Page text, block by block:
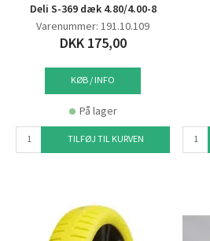
Deli S-369 dæk 4.80/4.00-8
Varenummer: 191.10.109
DKK 175,00
KØB / INFO
På lager
TILFØJ TIL KURVEN